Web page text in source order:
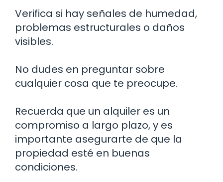
Verifica si hay señales de humedad,
problemas estructurales o daños
visibles.
No dudes en preguntar sobre
cualquier cosa que te preocupe.
Recuerda que un alquiler es un
compromiso a largo plazo, y es
importante asegurarte de que la
propiedad esté en buenas
condiciones.